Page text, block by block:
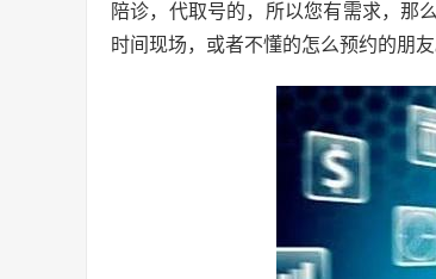
陪诊，代取号的，所以您有需求，那
时间现场，或者不懂的怎么预约的朋友